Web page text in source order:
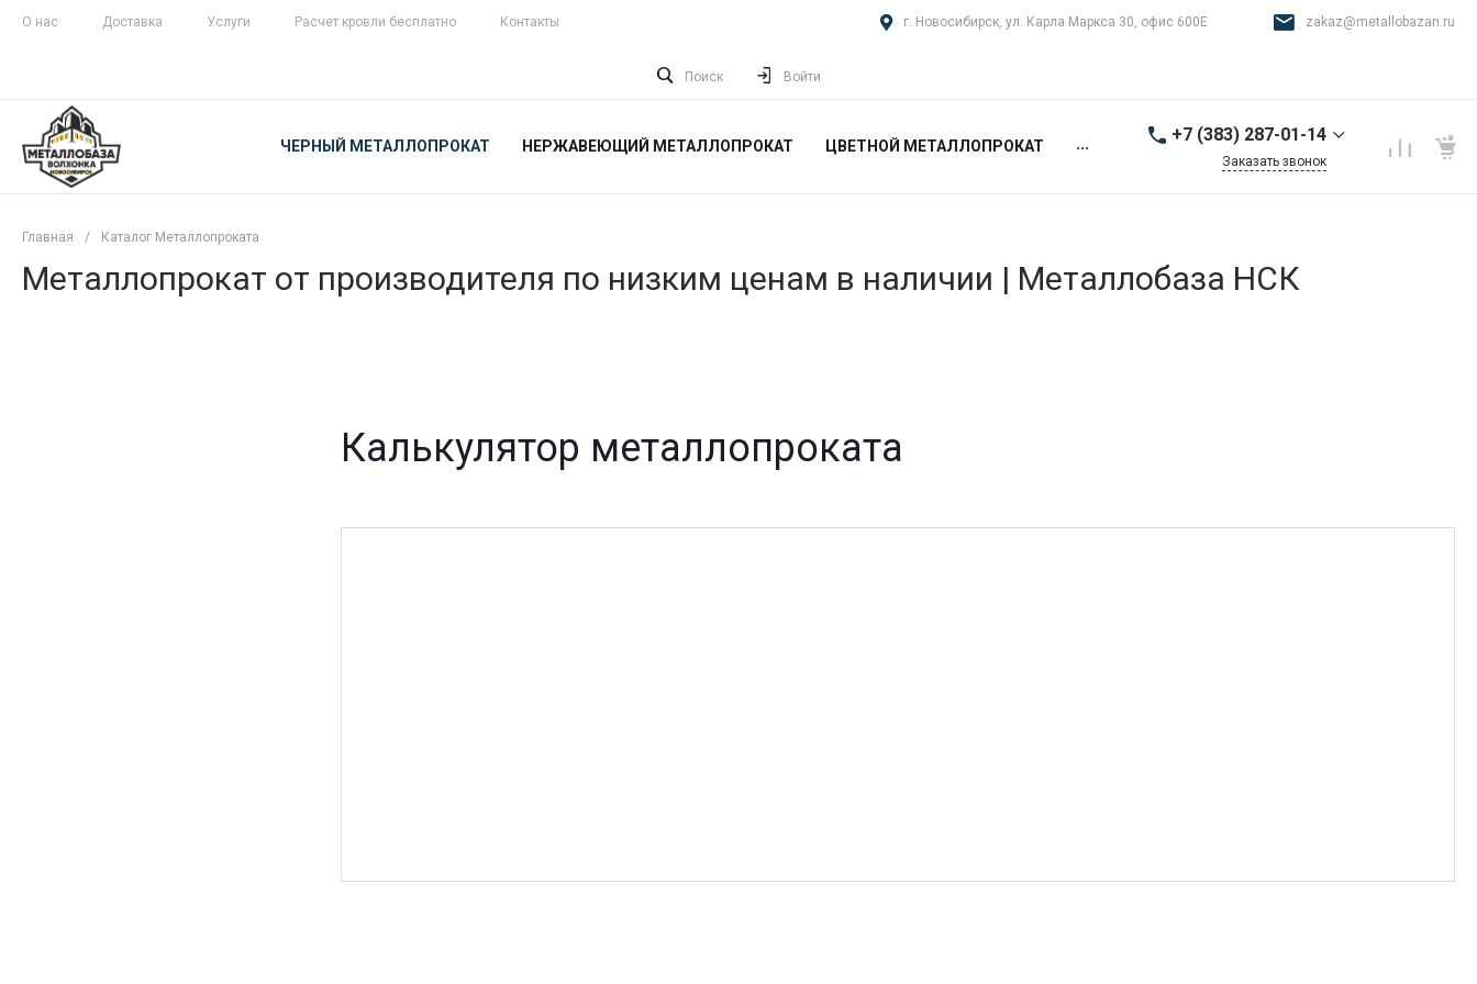
О нас Доставка Услуги Расчет кровли бесплатно Контакты г. Новосибирск, ул. Карла Маркса 30, офис 600Е zakaz@metallobazan.ru
Поиск Войти
ЧЕРНЫЙ МЕТАЛЛОПРОКАТ НЕРЖАВЕЮЩИЙ МЕТАЛЛОПРОКАТ ЦВЕТНОЙ МЕТАЛЛОПРОКАТ ... +7 (383) 287-01-14
9:00-18:00 пн-пт
Заказать звонок
Главная / Каталог Металлопроката
Металлопрокат от производителя по низким ценам в наличии | Металлобаза НСК
Калькулятор металлопроката